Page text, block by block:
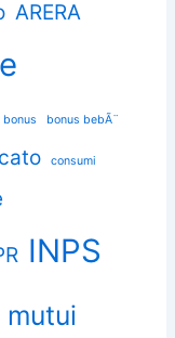
ARERA
bonus bonus bebÃ¨
consumi
INPS
mutui